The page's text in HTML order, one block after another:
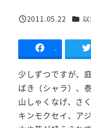
投稿日
2011.05.22 カテ
-
少しずつですが、
ばき（シャラ）、
山しゃくなげ、さ
キンモクセイ、ア